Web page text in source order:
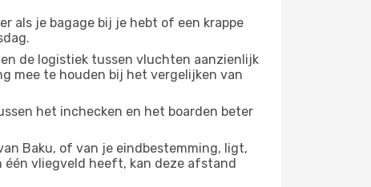
als je bagage bij je hebt of een krappe
de logistiek tussen vluchten aanzienlijk
mee te houden bij het vergelijken van
het inchecken en het boarden beter
Baku, of van je eindbestemming, ligt,
één vliegveld heeft, kan deze afstand